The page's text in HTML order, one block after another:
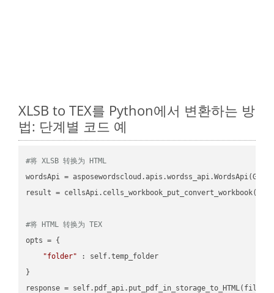
XLSB to TEX를 Python에서 변환하는 방
법: 단계별 코드 예
#将 XLSB 转换为 HTML
wordsApi =
result =
#将 HTML 转换为 TEX
opts = {
"folder" : self.temp_folder
}